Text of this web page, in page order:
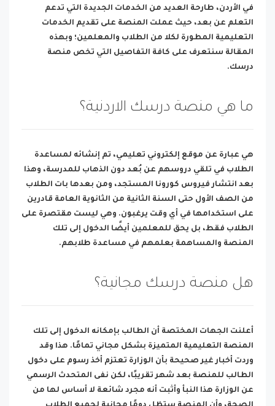
في الأردن، طارحة العديد من الخدمات الجديدة التي تدعم
التعلم عن بعد، حيث عملت المنصة على تقديم الخدمات
التعليمية المطورة لكلا من الطلاب والمعلمين؛ وبهذه
المقالة سنتعرف على كافة التفاصيل التي تخص منصة
درسك.
ما هي منصة درسك الاردنية؟
هي عبارة عن موقع إلكتروني تعليمي، تم إنشائه لمساعدة
الطلاب في تلقي دروسهم عن بُعد دون الذهاب للمدرسة، وهذا
بعد انتشار فيروس كورونا المستجد، ومن بعدها بات الطلاب
من الصف الأول حتى السنة الثانية من الثانوية العامة قادرين
على استخدامها في أي وقت يرغبون. وهي ليست مقتصرة على
الطلاب فقط، بل يحق للمعلمين أيضًا الدخول إلى تلك
المنصة والمساهمة بعلمهم في مساعدة طلابهم.
هل منصة درسك مجانية؟
أعلنت الجهات المختصة أن الطالب بإمكانه الدخول إلى تلك
المنصة التعليمية المتميزة بشكل مجاني تمامًا. هذا وقد
وردت أخبار غير صحيحة بأن الوزارة تعتزم أخذ رسوم على دخول
الطالب للمنصة بعد شهر تقريبًا، لكن نفى المتحدث الرسمي
عن الوزارة هذا النبأ وأثبت أنه مجرد شائعة لا أساس لها من